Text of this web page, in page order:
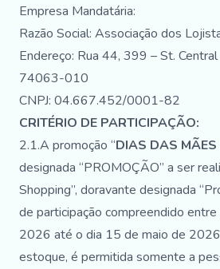
Empresa Mandatária:
Razão Social: Associação dos
Endereço: Rua 44, 399 – St. Central
74063-010
CNPJ: 04.667.452/0001-82
CRITÉRIO DE PARTICIPAÇÃO:
2.1.A promoção “DIAS DAS
designada “PROMOÇÃO” a ser
Shopping”, doravante designada
de participação compreendido
2026 até o dia 15 de maio de
estoque, é permitida somente a